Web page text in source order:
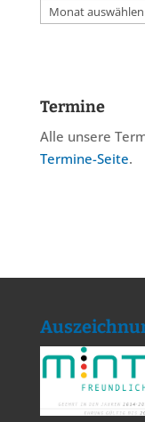
Archiv
Termine
Alle unsere
Termine-Seite.